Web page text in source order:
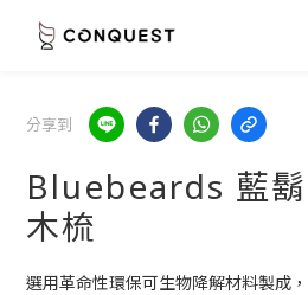
分享到
Bluebeards 藍
木梳
選用革命性環保可生物降解材料製成